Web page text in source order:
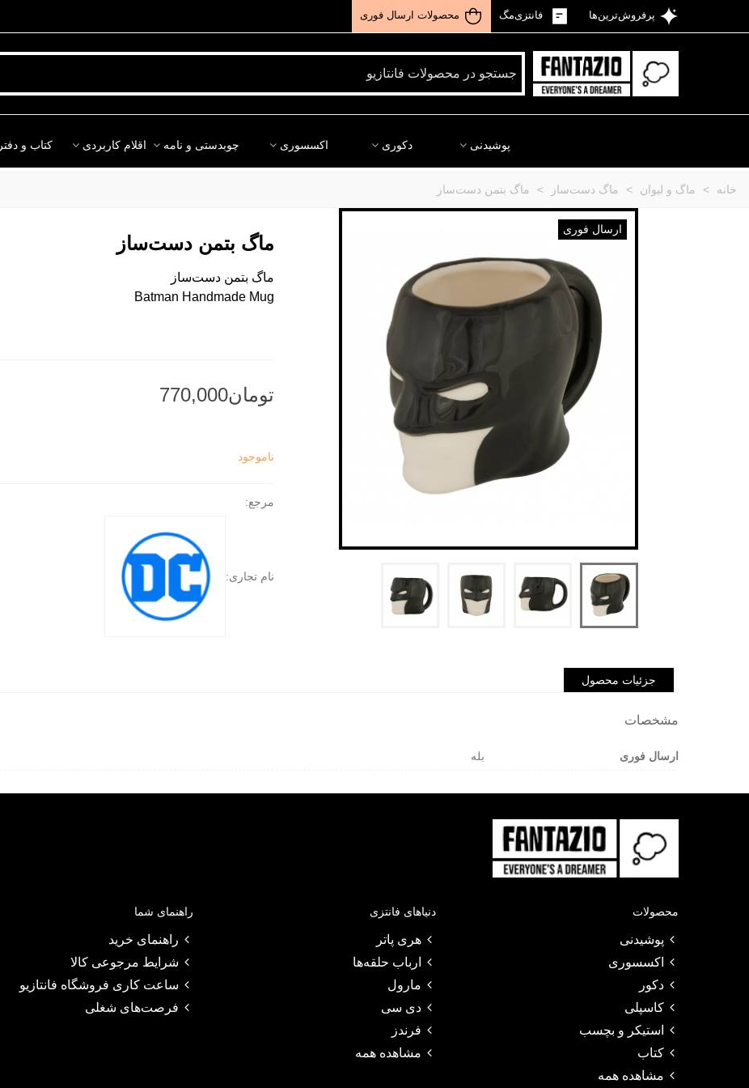
پرفروش‌ترین‌ها فانتزی‌مگ محصولات ارسال فوری
پوشیدنی دکوری اکسسوری چوبدستی و نامه اقلام کاربردی کتاب و دفتر
خانه > ماگ و لیوان > ماگ دست‌ساز > ماگ بتمن دست‌ساز
ارسال فوری
ماگ بتمن دست‌ساز
ماگ بتمن دست‌ساز
Batman Handmade Mug
ناموجود
مرجع:
نام تجاری:
جزئیات محصول
مشخصات
ارسال فوری بله
محصولات
پوشیدنی
اکسسوری
دکور
کاسپلی
استیکر و بچسب
کتاب
مشاهده همه
دنیاهای فانتزی
هری پاتر
ارباب حلقه‌ها
مارول
دی سی
فرندز
مشاهده همه
راهنمای شما
راهنمای خرید
شرایط مرجوعی کالا
ساعت کاری فروشگاه فانتازیو
فرصت‌های شغلی